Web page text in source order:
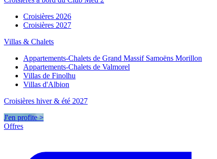
Croisières 2026
Croisières 2027
Villas & Chalets
Appartements-Chalets de Grand Massif Samoëns Morillon
Appartements-Chalets de Valmorel
Villas de Finolhu
Villas d'Albion
Croisières hiver & été 2027
J'en profite >
Offres